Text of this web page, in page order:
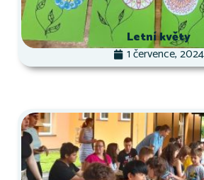
Letní květy
1 července, 2024